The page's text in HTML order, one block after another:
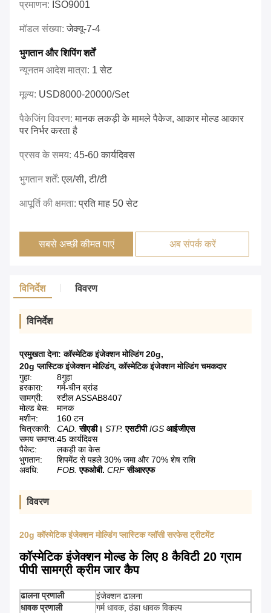
प्रमाणन: ISO9001
मॉडल संख्या:जेक्यू-7-4
भुगतान और शिपिंग शर्तें
न्यूनतम आदेश मात्रा: 1 सेट
मूल्य: USD8000-20000/set
पैकेजिंग विवरण:मानक लकड़ी के मामले पैकेज, आकार मोल्ड आकार
पर निर्भर करता है
प्रसव के समय: 45-60 कार्यदिवस
भुगतान शर्तें:एल/सी, टी/टी
आपूर्ति की क्षमता:प्रति माह 50 सेट
सबसे अच्छी कीमत पाएं अब संपर्क करें
विनिर्देश विवरण
विनिर्देश
प्रमुखता देना:कॉस्मेटिक इंजेक्शन मोल्डिंग 20g,
20g प्लास्टिक इंजेक्शन मोल्डिंग,कॉस्मेटिक इंजेक्शन मोल्डिंग चमकदार
गुहा:
8गुहा
हरकारा:
गर्म-चीन ब्रांड
सामग्री:
स्टील ASSAB8407
मोल्ड बेस:
मानक
मशीन:
160 टन
चित्रकारी:
CAD. सीएडी। STP. एसटीपी IGS आईजीएस
समय समाप्त:45 कार्यदिवस
पैकेट:
लकड़ी का केस
भुगतान:
शिपमेंट से पहले 30% जमा और 70% शेष राशि
अवधि:
FOB. एफओबी. CRF सीआरएफ
विवरण
20g कॉस्मेटिक इंजेक्शन मोल्डिंग प्लास्टिक ग्लॉसी सरफेस ट्रीटमेंट
कॉस्मेटिक इंजेक्शन मोल्ड के लिए 8 कैविटी 20 ग्राम
पीपी सामग्री क्रीम जार कैप
ढालना प्रणाली
इंजेक्शन ढालना
धावक प्रणाली
गर्म धावक, ठंडा धावक विकल्प